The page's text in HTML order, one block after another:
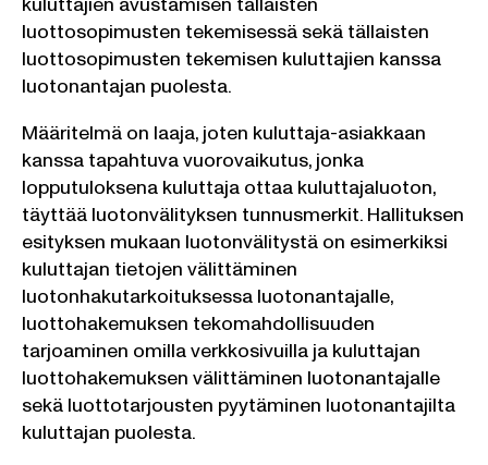
luottosopimusten tekemisessä sekä tällaisten
luottosopimusten tekemisen kuluttajien kanssa
luotonantajan puolesta.
Määritelmä on laaja, joten kuluttaja-asiakkaan
kanssa tapahtuva vuorovaikutus, jonka
lopputuloksena kuluttaja ottaa kuluttajaluoton,
täyttää luotonvälityksen tunnusmerkit. Hallituksen
esityksen mukaan luotonvälitystä on esimerkiksi
kuluttajan tietojen välittäminen
luotonhakutarkoituksessa luotonantajalle,
luottohakemuksen tekomahdollisuuden
tarjoaminen omilla verkkosivuilla ja kuluttajan
luottohakemuksen välittäminen luotonantajalle
sekä luottotarjousten pyytäminen luotonantajilta
kuluttajan puolesta.